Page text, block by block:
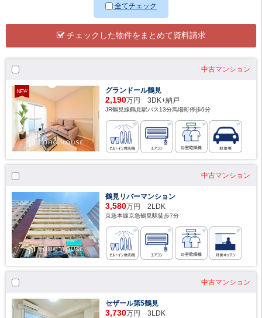
全てチェック
チェックした物件をまとめて資料請求
中古マンション
グランドール鶴見
2,190万円 3DK+納戸
JR鶴見線鶴見駅バス13分馬場町停歩6分
中古マンション
鶴見リバーマンション
3,580万円 2LDK
京急本線京急鶴見駅徒歩7分
中古マンション
セザール第5鶴見
3,730万円 3LDK